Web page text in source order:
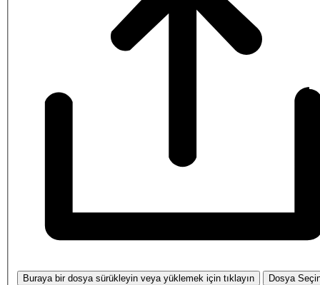
Buraya bir dosya sürükleyin veya yüklemek için tıklayın Dosya